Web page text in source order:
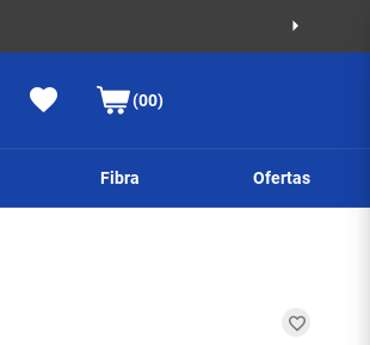
(00)
Fibra Ofertas